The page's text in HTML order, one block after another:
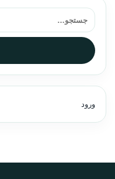
جستجو برای:
ورود